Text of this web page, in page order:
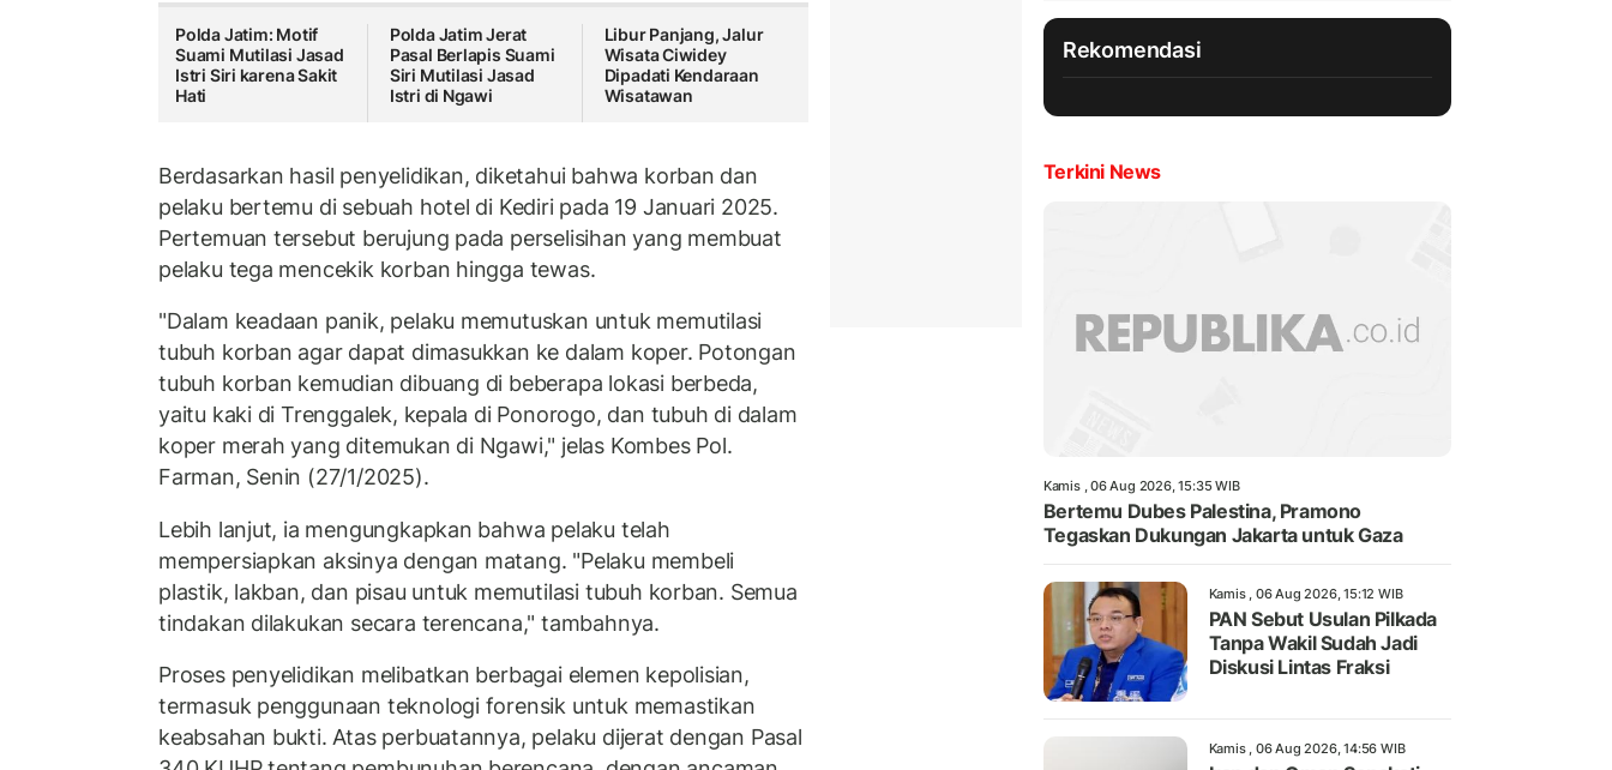
Polda Jatim: Motif
Suami Mutilasi Jasad
Istri Siri karena Sakit
Hati
Polda Jatim Jerat
Pasal Berlapis Suami
Siri Mutilasi Jasad
Istri di Ngawi
Libur Panjang, Jalur
Wisata Ciwidey
Dipadati Kendaraan
Wisatawan
Berdasarkan hasil penyelidikan, diketahui bahwa korban dan
pelaku bertemu di sebuah hotel di Kediri pada 19 Januari 2025.
Pertemuan tersebut berujung pada perselisihan yang membuat
pelaku tega mencekik korban hingga tewas.
"Dalam keadaan panik, pelaku memutuskan untuk memutilasi
tubuh korban agar dapat dimasukkan ke dalam koper. Potongan
tubuh korban kemudian dibuang di beberapa lokasi berbeda,
yaitu kaki di Trenggalek, kepala di Ponorogo, dan tubuh di dalam
koper merah yang ditemukan di Ngawi," jelas Kombes Pol.
Farman, Senin (27/1/2025).
Lebih lanjut, ia mengungkapkan bahwa pelaku telah
mempersiapkan aksinya dengan matang. "Pelaku membeli
plastik, lakban, dan pisau untuk memutilasi tubuh korban. Semua
tindakan dilakukan secara terencana," tambahnya.
Proses penyelidikan melibatkan berbagai elemen kepolisian,
termasuk penggunaan teknologi forensik untuk memastikan
keabsahan bukti. Atas perbuatannya, pelaku dijerat dengan Pasal
Rekomendasi
Terkini News
Kamis , 06 Aug 2026, 15:35 WIB
Bertemu Dubes Palestina, Pramono
Tegaskan Dukungan Jakarta untuk Gaza
Kamis , 06 Aug 2026, 15:12 WIB
PAN Sebut Usulan Pilkada
Tanpa Wakil Sudah Jadi
Diskusi Lintas Fraksi
Kamis , 06 Aug 2026, 14:56 WIB